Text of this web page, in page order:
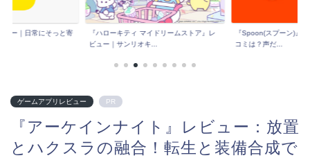
ュー｜日常にそっと寄
『ハローキティ マイドリームストア』レ
ビュー｜サンリオキ...
『Spoon(スプーン)』
コミは？声だ...
ゲームアプリレビュー PR
『アーケインナイト』レビュー：放置
とハクスラの融合！転生と装備合成で